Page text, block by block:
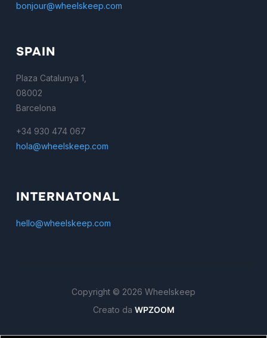
bonjour@wheelskeep.com
SPAIN
Plaza Catalunya 1,
08002
Barcelona
+34 930 474 067
hola@wheelskeep.com
INTERNATONAL
hello@wheelskeep.com
Copyright © 2026 Wheelskeep
Creato da WPZOOM